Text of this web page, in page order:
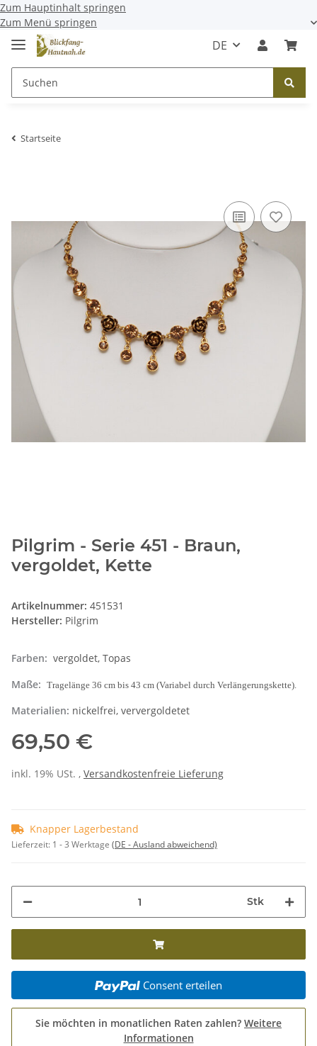
Zum Hauptinhalt springen
Zum Menü springen
DE
Startseite
Pilgrim - Serie 451 - Braun,
vergoldet, Kette
Artikelnummer: 451531
Hersteller: Pilgrim
Farben: vergoldet, Topas
Maße: Tragelänge 36 cm bis 43 cm (Variabel durch Verlängerungskette).
Materialien: nickelfrei, ververgoldetet
69,50 €
inkl. 19% USt. , Versandkostenfreie Lieferung
Knapper Lagerbestand
Lieferzeit: 1 - 3 Werktage (DE - Ausland abweichend)
Stk
Consent erteilen
Sie möchten in monatlichen Raten zahlen? Weitere
Informationen